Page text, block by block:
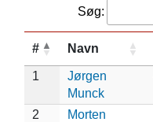
Søg:
# Navn
1
Jørgen
Munck
2
Morten